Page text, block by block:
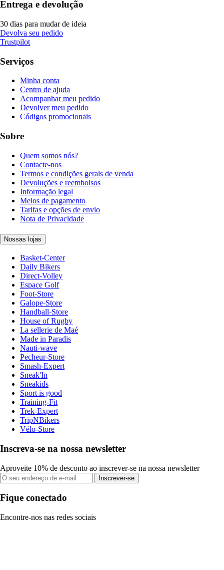
Entrega e devolução
30 dias para mudar de ideia
Devolva seu pedido
Trustpilot
Serviços
Minha conta
Centro de ajuda
Acompanhar meu pedido
Devolver meu pedido
Códigos promocionais
Sobre
Quem somos nós?
Contacte-nos
Termos e condições gerais de venda
Devoluções e reembolsos
Informação legal
Meios de pagamento
Tarifas e opções de envio
Nota de Privacidade
Nossas lojas
Basket-Center
Daily Bikers
Direct-Volley
Espace Golf
Foot-Store
Galope-Store
Handball-Store
House of Rugby
La sellerie de Maé
Made in Paradis
Nauti-wave
Pecheur-Store
Smash-Expert
Sneak'In
Sneakids
Sport is good
Training-Fit
Trek-Expert
TripNBikers
Vélo-Store
Inscreva-se na nossa newsletter
Aproveite 10% de desconto ao inscrever-se na nossa newsletter
Inscrever-se
Fique conectado
Encontre-nos nas redes sociais